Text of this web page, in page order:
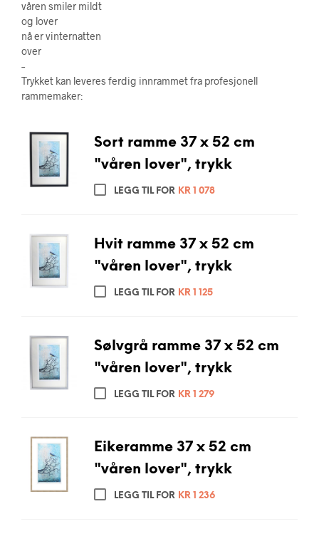
våren smiler mildt
og lover
nå er vinternatten
over
–
Trykket kan leveres ferdig innrammet fra profesjonell
rammemaker:
Sort ramme 37 x 52 cm
"våren lover", trykk
LEGG TIL FOR KR1 078
Hvit ramme 37 x 52 cm
"våren lover", trykk
LEGG TIL FOR KR1 125
Sølvgrå ramme 37 x 52 cm
"våren lover", trykk
LEGG TIL FOR KR 1 279
Eikeramme 37 x 52 cm
"våren lover", trykk
LEGG TIL FOR KR1 236